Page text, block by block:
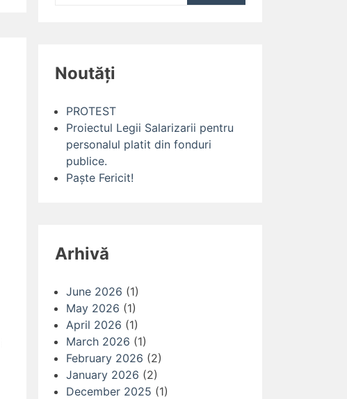
Noutăți
PROTEST
Proiectul Legii Salarizarii pentru
personalul platit din fonduri
publice.
Paște Fericit!
Arhivă
June 2026 (1)
May 2026 (1)
April 2026 (1)
March 2026 (1)
February 2026 (2)
January 2026 (2)
December 2025 (1)